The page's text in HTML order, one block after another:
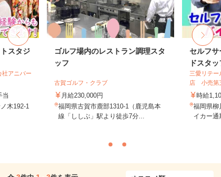
スタジ
アニバー
当
木192-1
ゴルフ場内のレストラン調理スタ
ッフ
古賀ゴルフ・クラブ
月給230,000円
福岡県古賀市鹿部1310-1（鹿児島本
線「ししぶ」駅より徒歩7分...
セルフ
ドスタッ
三愛リテ
店 小売第
時給
福岡県
イカー